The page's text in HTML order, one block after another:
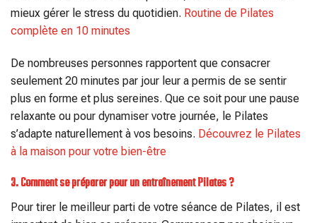
mieux gérer le stress du quotidien. Routine de Pilates
complète en 10 minutes
De nombreuses personnes rapportent que consacrer
seulement 20 minutes par jour leur a permis de se sentir
plus en forme et plus sereines. Que ce soit pour une pause
relaxante ou pour dynamiser votre journée, le Pilates
s’adapte naturellement à vos besoins. Découvrez le Pilates
à la maison pour votre bien-être
3. Comment se préparer pour un entraînement Pilates ?
Pour tirer le meilleur parti de votre séance de Pilates, il est